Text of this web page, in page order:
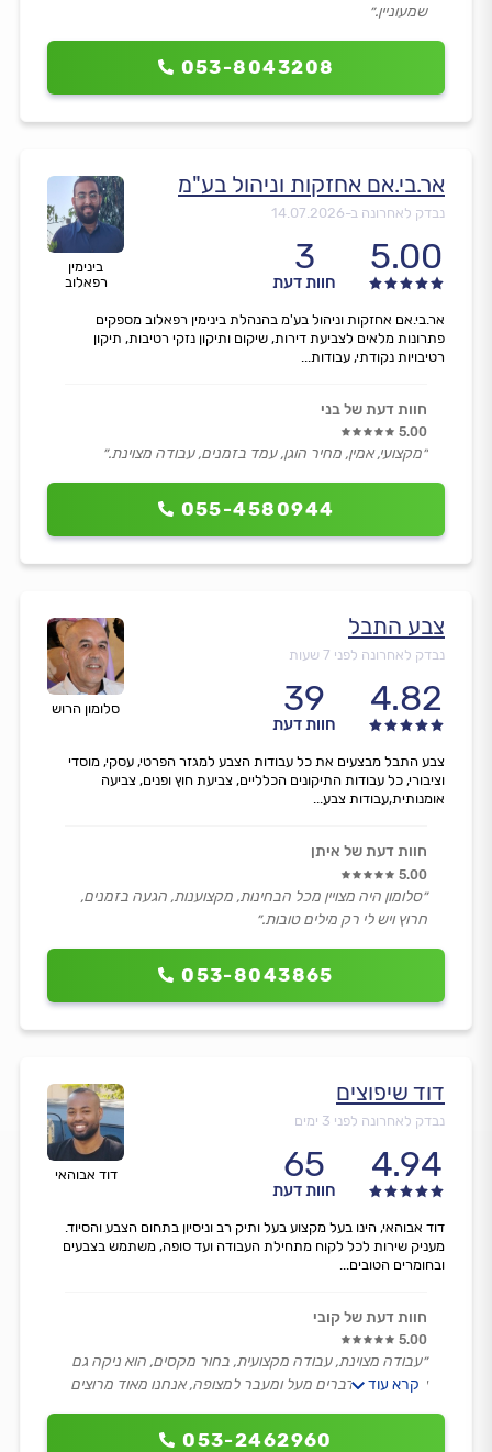
053-8043208
שמעוניין.״
בינימין
רפאלוב
אר.בי.אם אחזקות וניהול בע"מ
נבדק לאחרונה ב-14.07.2026
5.00
3
חוות דעת
055-4580944
אר.בי.אם אחזקות וניהול בע'מ בהנהלת בינימין רפאלוב מספקים
פתרונות מלאים לצביעת דירות, שיקום ותיקון נזקי רטיבות, תיקון
רטיבויות נקודתי, עבודות...
חוות דעת של בני
5.00
״מקצועי, אמין, מחיר הוגן, עמד בזמנים, עבודה מצוינת.״
סלומון הרוש
צבע התבל
נבדק לאחרונה לפני 7 שעות
4.82
39
חוות דעת
053-8043865
צבע התבל מבצעים את כל עבודות הצבע למגזר הפרטי, עסקי, מוסדי
וציבורי, כל עבודות התיקונים הכלליים, צביעת חוץ ופנים, צביעה
אומנותית,עבודות צבע...
חוות דעת של איתן
5.00
״סלומון היה מצויין מכל הבחינות, מקצוענות, הגעה בזמנים,
חרוץ ויש לי רק מילים טובות.״
דוד אבוהאי
דוד שיפוצים
נבדק לאחרונה לפני 3 ימים
4.94
65
חוות דעת
053-2462960
דוד אבוהאי, הינו בעל מקצוע בעל ותיק רב וניסיון בתחום הצבע והסיוד.
מעניק שירות לכל לקוח מתחילת העבודה ועד סופה, משתמש בצבעים
ובחומרים הטובים...
חוות דעת של קובי
5.00
״עבודה מצוינת, עבודה מקצועית, בחור מקסים, הוא ניקה גם
אחריו, עשה דברים מעל ומעבר למצופה, אנחנו מאוד מרוצים
קרא עוד